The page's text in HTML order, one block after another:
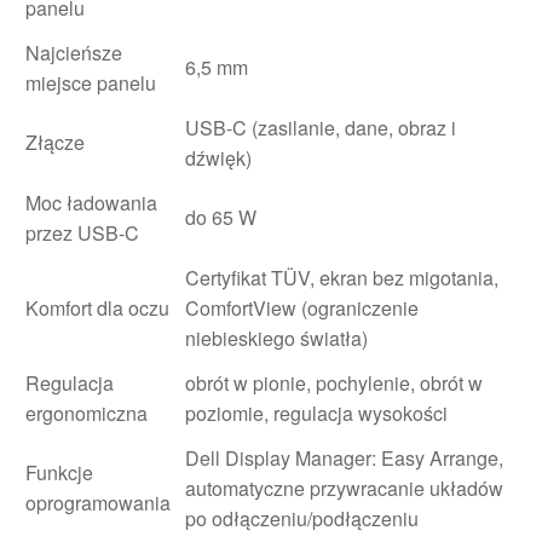
panelu
Najcieńsze
miejsce panelu
6,5 mm
Złącze
USB-C (zasilanie, dane, obraz i
dźwięk)
Moc ładowania
przez USB-C
do 65 W
Komfort dla oczu
Certyfikat TÜV, ekran bez migotania,
ComfortView (ograniczenie
niebieskiego światła)
Regulacja
ergonomiczna
obrót w pionie, pochylenie, obrót w
poziomie, regulacja wysokości
Funkcje
oprogramowania
Dell Display Manager: Easy Arrange,
automatyczne przywracanie układów
po odłączeniu/podłączeniu